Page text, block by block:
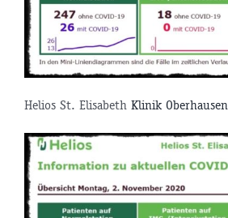
Helios St. Elisabeth Klinik Oberhausen